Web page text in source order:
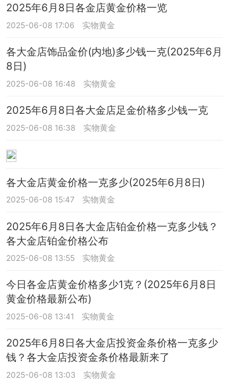
2025年6月8日各金店黄金价格一览
2025-06-08 17:06 实物黄金
各大金店饰品金价(内地)多少钱一克(2025年6月
8日)
2025-06-08 16:48 实物黄金
2025年6月8日各大金店足金价格多少钱一克
2025-06-08 16:38 实物黄金
各大金店黄金价格一克多少(2025年6月8日)
2025-06-08 15:47 实物黄金
2025年6月8日各大金店铂金价格一克多少钱？
各大金店铂金价格公布
2025-06-08 13:55 实物黄金
今日各金店黄金价格多少1克？(2025年6月8日
黄金价格最新公布)
2025-06-08 13:41 实物黄金
2025年6月8日各大金店投资金条价格一克多少
钱？各大金店投资金条价格最新来了
2025-06-08 13:03 实物黄金